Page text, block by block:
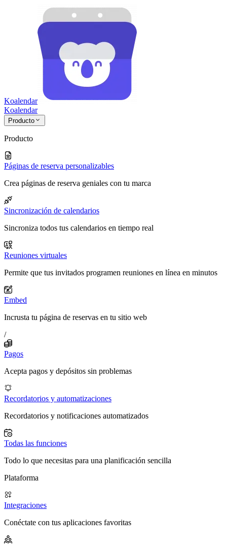
Koalendar
Koalendar
Producto
Producto
Páginas de reserva personalizables
Crea páginas de reserva geniales con tu marca
Sincronización de calendarios
Sincroniza todos tus calendarios en tiempo real
Reuniones virtuales
Permite que tus invitados programen reuniones en línea en minutos
Embed
Incrusta tu página de reservas en tu sitio web
/
Pagos
Acepta pagos y depósitos sin problemas
Recordatorios y automatizaciones
Recordatorios y notificaciones automatizados
Todas las funciones
Todo lo que necesitas para una planificación sencilla
Plataforma
Integraciones
Conéctate con tus aplicaciones favoritas